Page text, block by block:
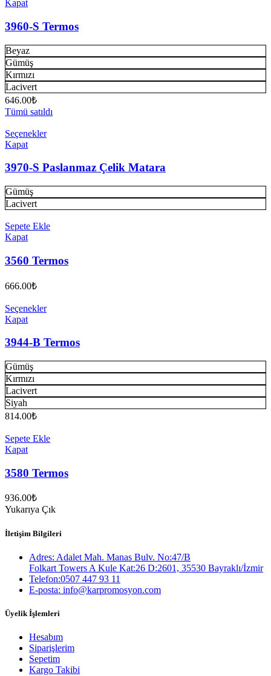
Kapat
3960-S Termos
Beyaz
Gümüş
Kırmızı
Lacivert
646.00₺
Tümü satıldı
Seçenekler
Kapat
3970-S Paslanmaz Çelik Matara
Gümüş
Lacivert
Sepete Ekle
Kapat
3560 Termos
666.00₺
Seçenekler
Kapat
3944-B Termos
Gümüş
Kırmızı
Lacivert
Siyah
814.00₺
Sepete Ekle
Kapat
3580 Termos
936.00₺
Yukarıya Çık
İletişim Bilgileri
Adres: Adalet Mah. Manas Bulv. No:47/B
Folkart Towers A Kule Kat:26 D:2601, 35530 Bayraklı/İzmir
Telefon:0507 447 93 11
E-posta: info@karpromosyon.com
Üyelik İşlemleri
Hesabım
Siparişlerim
Sepetim
Kargo Takibi